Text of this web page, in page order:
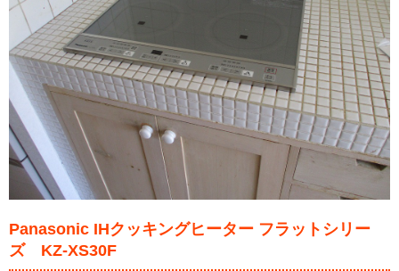
Panasonic IHクッキングヒーター フラットシリー
ズ KZ-XS30F